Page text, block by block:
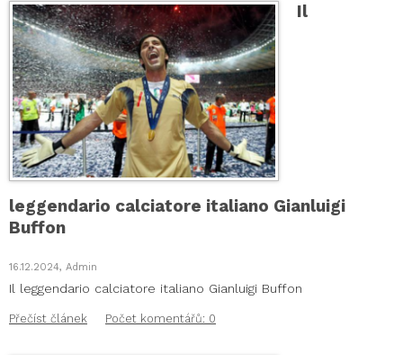
Il
leggendario calciatore italiano Gianluigi
Buffon
16.12.2024, Admin
Il leggendario calciatore italiano Gianluigi Buffon
Přečíst článek Počet komentářů: 0